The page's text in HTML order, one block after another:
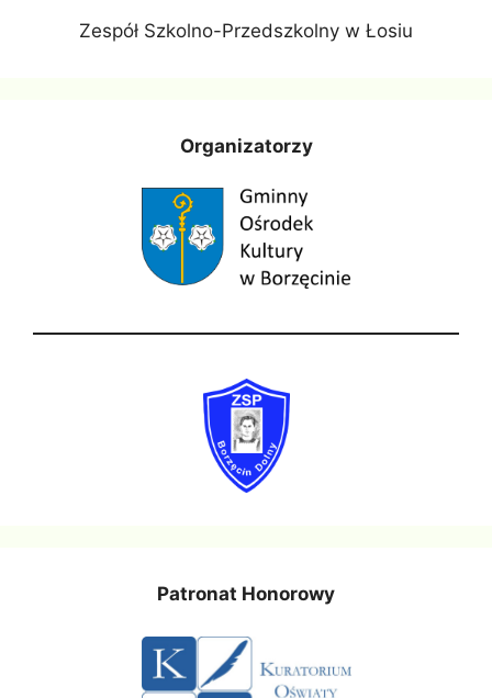
Zespół Szkolno-Przedszkolny w Łosiu
Organizatorzy
Patronat Honorowy